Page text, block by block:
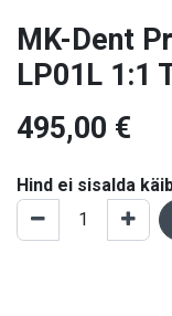
MK-Dent
LP01L 1:1
495,00 €
Hind ei sisalda